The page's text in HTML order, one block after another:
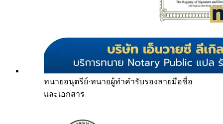
ทนายอนุตรีย์·ทนายผู้ทำคำรับรองลายมือชื่อ
และเอกสาร